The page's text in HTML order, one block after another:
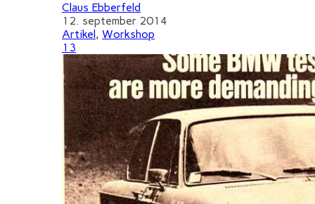
Claus Ebberfeld
12. september 2014
Artikel , Workshop
13